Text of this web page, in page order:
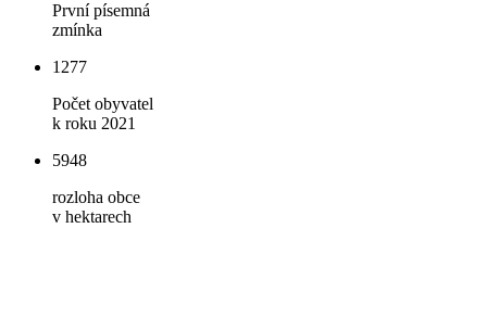
První písemná
zmínka
1277
Počet obyvatel
k roku 2021
5948
rozloha obce
v hektarech